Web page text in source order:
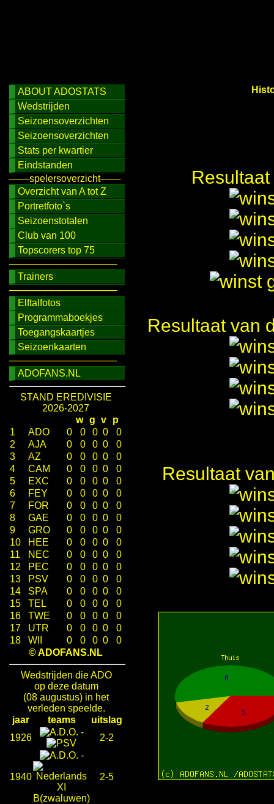
ABOUT ADOSTATS
Wedstrijden
Seizoensoverzichten
Seizoensoverzichten
Stats per kwartier
Eindstanden
───spelersoverzicht───
Overzicht van A tot Z
Portretfoto`s
Seizoenstotalen
Club van 100
Topscorers top 75
────────────────
Trainers
────────────────
Elftalfotos
Programmaboekjes
Toegangskaartjes
Seizoenkaarten
────────────────
ADOFANS.NL
STAND EREDIVISIE
2026-2027
w g v
p
1
ADO 0 0 0 0
0
2
AJA 0 0 0 0
0
3
AZ 0 0 0 0
0
4
CAM 0 0 0 0
0
5
EXC 0 0 0 0
0
6
FEY 0 0 0 0
0
7
FOR 0 0 0 0
0
8
GAE 0 0 0 0
0
9
GRO 0 0 0 0
0
10
HEE 0 0 0 0
0
11
NEC 0 0 0 0
0
12
PEC 0 0 0 0
0
13
PSV 0 0 0 0
0
14
SPA 0 0 0 0
0
15
TEL 0 0 0 0
0
16
TWE 0 0 0 0
0
17
UTR 0 0 0 0
0
18
WII 0 0 0 0
0
© ADOFANS.NL
Wedstrijden die ADO
op deze datum
(08 augustus) in het
verleden speelde.
jaar
teams
uitslag
1926
-
2-2
1940
-
2-5
Resultaat van
Resultaat